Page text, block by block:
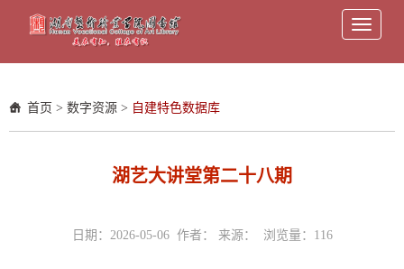
Toggle
首页 > 数字资源 > 自建特色数据库
湖艺大讲堂第二十八期
日期：2026-05-06 作者： 来源： 浏览量： 116